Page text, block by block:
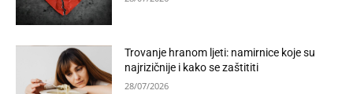
Trovanje hranom ljeti: namirnice koje su
najrizičnije i kako se zaštititi
28/07/2026